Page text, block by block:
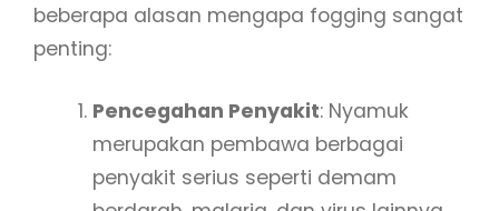
beberapa alasan mengapa fogging sangat
penting:
Pencegahan Penyakit: Nyamuk
merupakan pembawa berbagai
penyakit serius seperti demam